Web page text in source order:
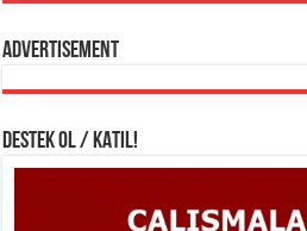
Advertisement
DESTEK OL / KATIL!